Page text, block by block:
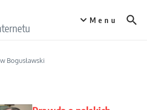
Menu
Bogusławski